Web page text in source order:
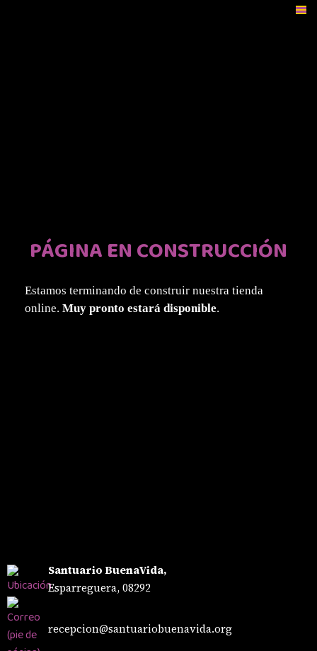
PÁGINA EN CONSTRUCCIÓN
Estamos terminando de construir nuestra tienda
online. Muy pronto estará disponible.
Santuario BuenaVida,
Esparreguera, 08292
recepcion@santuariobuenavida.org